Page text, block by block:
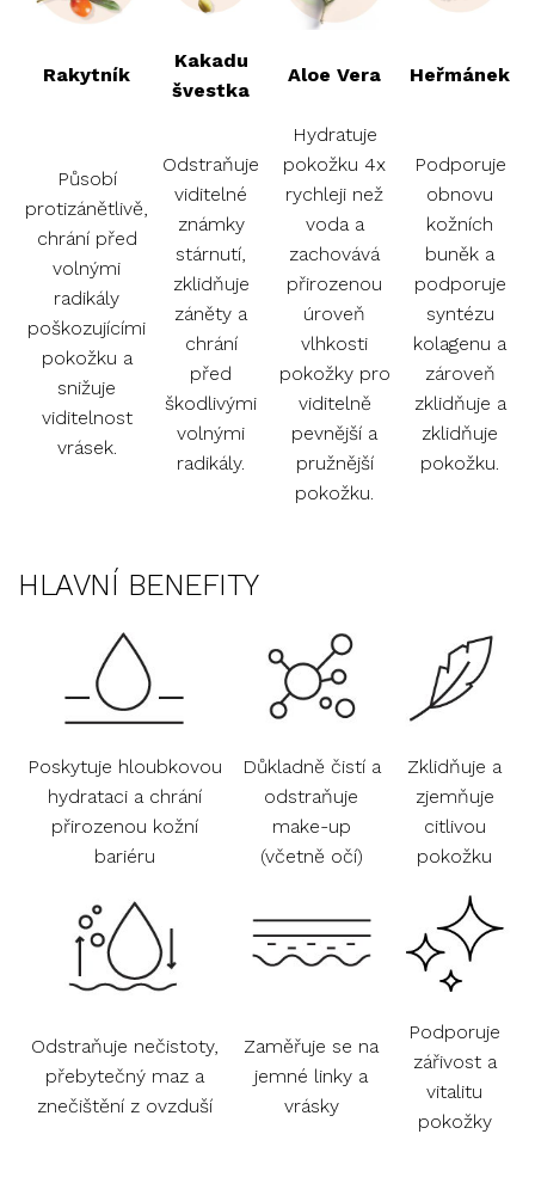
Rakytník
Kakadu
švestka
Aloe Vera Heřmánek
Působí
protizánětlivě,
chrání před
volnými
radikály
poškozujícími
pokožku a
snižuje
viditelnost
vrásek.
Odstraňuje
viditelné
známky
stárnutí,
zklidňuje
záněty a
chrání
před
škodlivými
volnými
radikály.
Hydratuje
pokožku 4x
rychleji než
voda a
zachovává
přirozenou
úroveň
vlhkosti
pokožky pro
viditelně
pevnější a
pružnější
pokožku.
Podporuje
obnovu
kožních
buněk a
podporuje
syntézu
kolagenu a
zároveň
zklidňuje a
zklidňuje
pokožku.
HLAVNÍ BENEFITY
Poskytuje hloubkovou
hydrataci a chrání
přirozenou kožní
bariéru
Důkladně čistí a
odstraňuje
make-up
(včetně očí)
Zklidňuje a
zjemňuje
citlivou
pokožku
Odstraňuje nečistoty,
přebytečný maz a
znečištění z ovzduší
Zaměřuje se na
jemné linky a
vrásky
Podporuje
zářivost a
vitalitu
pokožky